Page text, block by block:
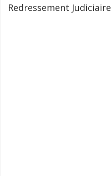
Redressement Judiciaire